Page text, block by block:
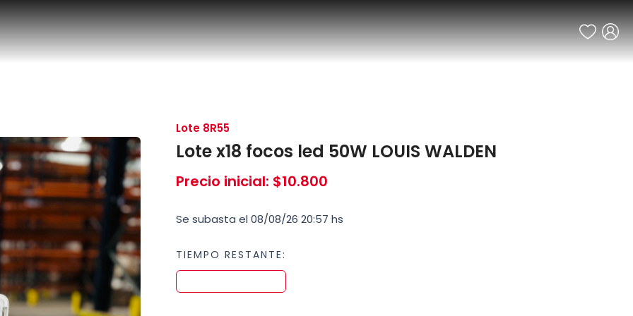
Lote 8R55
Lote x18 focos led 50W LOUIS WALDEN
Precio inicial: $10.800
Se subasta el 08/08/26 20:57 hs
TIEMPO RESTANTE: